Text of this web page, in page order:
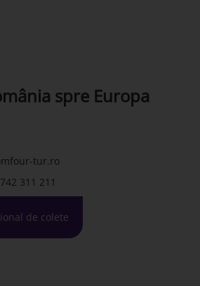
spre Europa
tur.ro
311 211
de colete